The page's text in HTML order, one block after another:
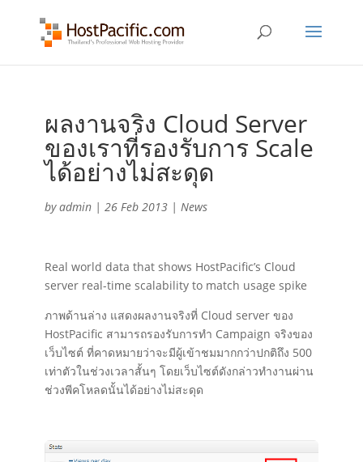
ผลงานจริง Cloud Server
ของเราที่รองรับการ Scale
ได้อย่างไม่สะดุด
byadmin| 26 Feb 2013| News
Real world data that shows HostPacific’s Cloud
server real-time scalability to match usage spike
ภาพด้านล่าง แสดงผลงานจริงที่ Cloud server ของ
HostPacific สามารถรองรับการทำ Campaign จริงของ
เว็บไซต์ ที่คาดหมายว่าจะมีผู้เข้าชมมากกว่าปกติถึง 500
เท่าตัวในช่วงเวลาสั้นๆ โดยเว็บไซต์ดังกล่าวทำงานผ่าน
ช่วงพีคโหลดนั้นได้อย่างไม่สะดุด